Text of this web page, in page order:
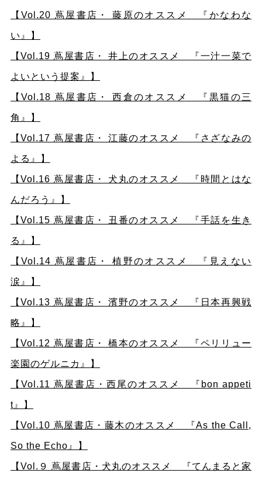
【Vol.20 蔦屋書店・ 藤原のオススメ 『かなわな
い』】
【Vol.19 蔦屋書店・ 井上のオススメ 『一汁一菜で
よいという提案』】
【Vol.18 蔦屋書店・ 西倉のオススメ 『黒猫の三
角』】
【Vol.17 蔦屋書店・ 江藤のオススメ 『さざなみの
よる』】
【Vol.16 蔦屋書店・ 犬丸のオススメ 『時間とはな
んだろう』】
【Vol.15 蔦屋書店・ 丑番のオススメ 『手話を生き
る』】
【Vol.14 蔦屋書店・ 植野のオススメ 『見えない
涙』】
【Vol.13 蔦屋書店・ 濱野のオススメ 『日本再興戦
略』 】
【Vol.12 蔦屋書店・ 橋本のオススメ 『ペリリュー
楽園のゲルニカ 』】
【 Vol.11 蔦屋書店・西尾のオススメ 『bon appeti
t』】
【Vol.10 蔦屋書店・藤木のオススメ 『As the Call,
So the Echo』】
【Vol.９ 蔦屋書店・犬丸のオススメ 『てんまると家